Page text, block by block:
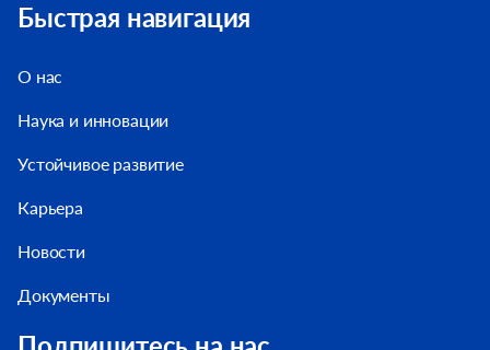
Быстрая навигация
О нас
Наука и инновации
Устойчивое развитие
Карьера
Новости
Документы